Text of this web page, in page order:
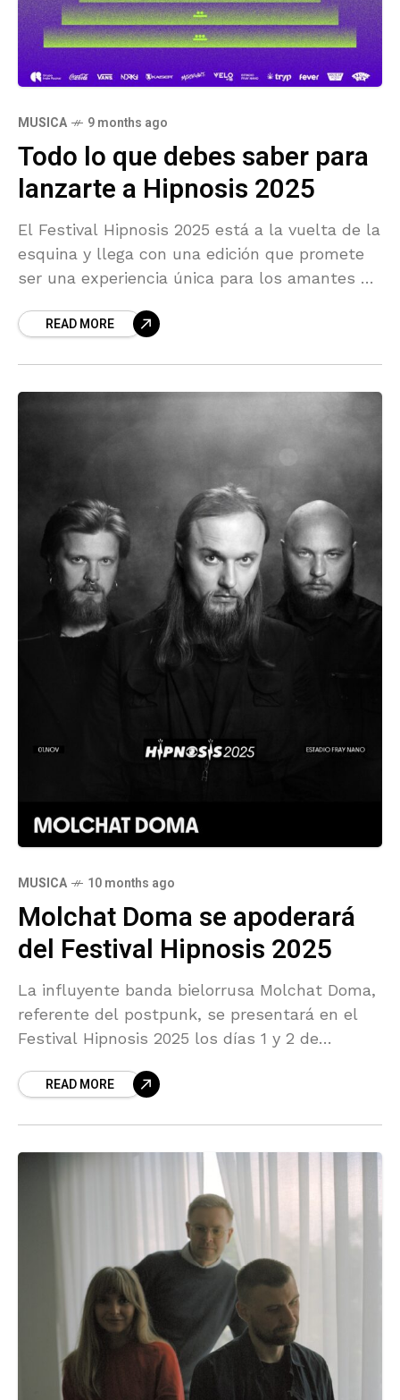
MUSICA 9 months ago
Todo lo que debes saber para
lanzarte a Hipnosis 2025
El Festival Hipnosis 2025 está a la vuelta de la
esquina y llega con una edición que promete
ser una experiencia única para los amantes de
READ MORE
MUSICA 10 months ago
Molchat Doma se apoderará
del Festival Hipnosis 2025
La influyente banda bielorrusa Molchat Doma,
referente del postpunk, se presentará en el
Festival Hipnosis 2025 los días 1 y 2 de
READ MORE